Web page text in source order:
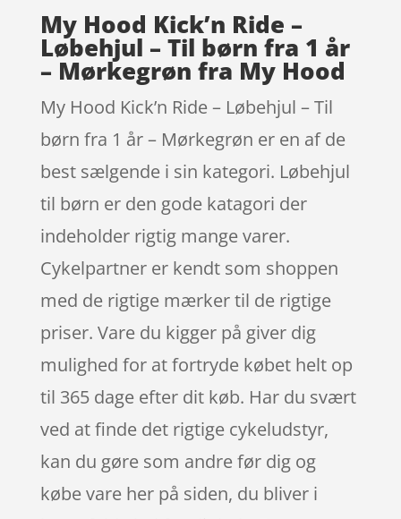
My Hood Kick’n Ride –
Løbehjul – Til børn fra 1 år
– Mørkegrøn fra My Hood
My Hood Kick’n Ride – Løbehjul – Til
børn fra 1 år – Mørkegrøn er en af de
best sælgende i sin kategori. Løbehjul
til børn er den gode katagori der
indeholder rigtig mange varer.
Cykelpartner er kendt som shoppen
med de rigtige mærker til de rigtige
priser. Vare du kigger på giver dig
mulighed for at fortryde købet helt op
til 365 dage efter dit køb. Har du svært
ved at finde det rigtige cykeludstyr,
kan du gøre som andre før dig og
købe vare her på siden, du bliver i